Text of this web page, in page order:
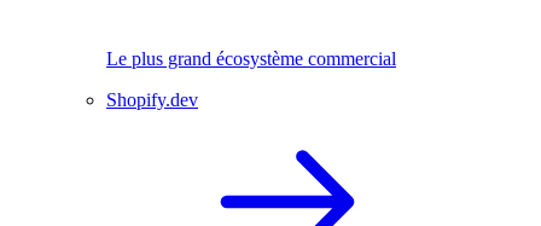
Le plus grand écosystème commercial
Shopify.dev